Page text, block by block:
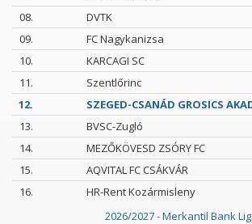
2026/2027 - Merkantil Bank
08.
DVTK
09.
FC Nagykanizsa
10.
KARCAGI SC
11.
Szentlőrinc
12.
SZEGED-CSANÁD GROSICS
13.
BVSC-Zugló
14.
MEZŐKÖVESD ZSÓRY FC
15.
AQVITAL FC CSÁKVÁR
16.
HR-Rent Kozármisleny